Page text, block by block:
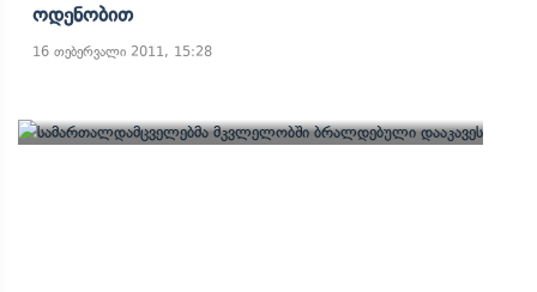
Ოდენობით
16 თებერვალი 2011, 15:28